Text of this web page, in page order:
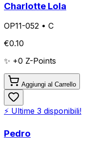
Charlotte Lola
OP11-052 • C
€0.10
✨ +0 Z-Points
Aggiungi al Carrello
⚡ Ultime 3 disponibili!
Pedro